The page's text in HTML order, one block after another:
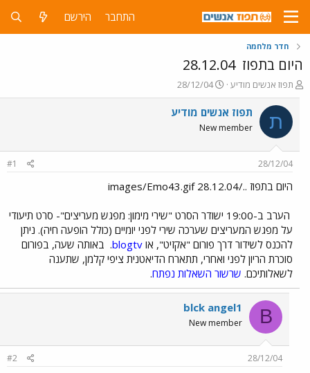
התחבר הירשם
חדר מלחמה
היום בתפוז 28.12.04
פ
ו
ת
ח
ה
ש
א
תפוז אנשים מודיע
פ
ו
ר
ם
ר
28/12/04
ת תפוז אנשים מודיע
New member
28/12/04
#1
היום בתפוז ../images/Emo43.gif 28.12.04
הערב ב-19:00 ישודר הסרט "שירי מימון: מפגש מעריצים"- סרט תיעודי
על מפגש המעריצים שערכה שירי לפני יומיים (כולל הופעה חיה). ניתן
להכנס לשידור דרך פורום "אקזיט", או blogtv
. באותה שעה, בפורום
סוכרת הריון לפני ואחרי, תתארח הדיאטנית ציפי קלמן, שתענה
לשאלותיכם. שרשור השאלות נפתח.
B
blck angel1
New member
28/12/04
#2